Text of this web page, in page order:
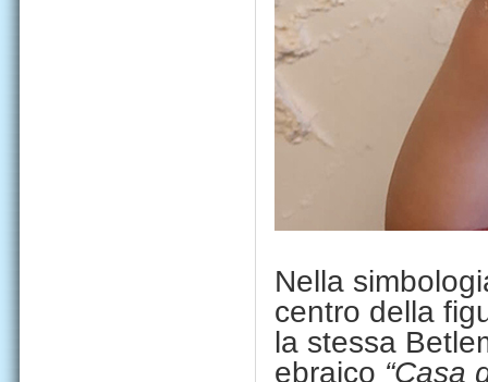
Nella
centro della
la stessa
ebraico “Casa